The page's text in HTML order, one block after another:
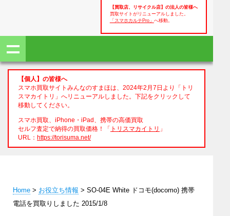
【買取店、リサイクル店】の法人の皆様へ
買取サイトがリニューアルしました。
「スマホカルテPro」 へ移動。
【個人】の皆様へ
スマホ買取サイトみんなのすまほは、2024年2月7日より「トリ
スマカイトリ」へリニューアルしました。下記をクリックして
移動してください。
スマホ買取、iPhone・iPad、携帯の高価買取
セルフ査定で納得の買取価格！「 トリスマカイトリ 」
URL： https://torisuma.net/
Home > お役立ち情報 > SO-04E White ドコモ(docomo) 携帯
電話を買取りしました 2015/1/8